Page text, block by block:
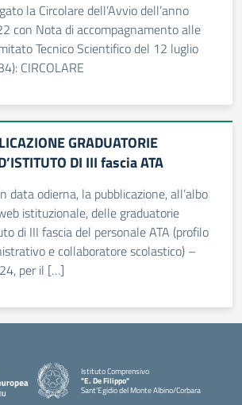
la Circolare dell’Avvio dell’anno
con Nota di accompagnamento alle
Tecnico Scientifico del 12 luglio
CIRCOLARE
GRADUATORIE
DI III fascia ATA
data odierna, la pubblicazione, all’albo
istituzionale, delle graduatorie
di III fascia del personale ATA (profilo
e collaboratore scolastico) –
per il […]
Istituto Comprensivo
"E. De Filippo"
Sant'Egidio del Monte Albino/Corbara